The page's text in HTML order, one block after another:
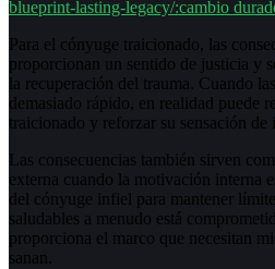
blueprint-lasting-legacy/:cambio
Para el cónyuge traicionado, las
proporcionan un sentido de justicia y
la recuperación del trauma. Cuando
demasiado rápido, en realidad puede
traicionado y reforzar su sensación de
Las consecuencias también sirven
externa cuando la motivación interna
del cónyuge infiel para mantener
saludables a menudo está
proporciona el marco que necesitan
sanan.